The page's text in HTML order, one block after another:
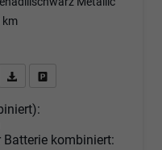
km
anfordern
Fahrzeugexpose (PDF)
Fahrzeug parken
kombiniert: